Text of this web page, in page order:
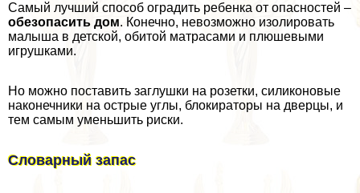
Самый лучший способ оградить ребенка от опасностей –
обезопасить дом. Конечно, невозможно изолировать
малыша в детской, обитой матрасами и плюшевыми
игрушками.
Но можно поставить заглушки на розетки, силиконовые
наконечники на острые углы, блокираторы на дверцы, и
тем самым уменьшить риски.
Словарный запас